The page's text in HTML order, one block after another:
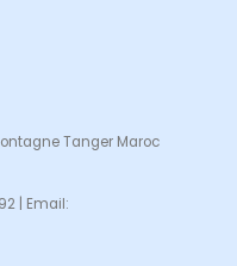
Tanger Maroc
| Email: